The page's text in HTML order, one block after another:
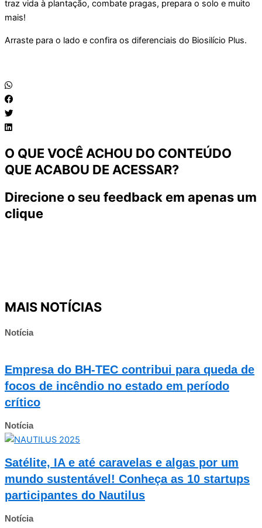
traz vida à plantação, combate pragas, prepara o solo e muito
mais!
Arraste para o lado e confira os diferenciais do Biosilício Plus.
O QUE VOCÊ ACHOU DO CONTEÚDO
QUE ACABOU DE ACESSAR?
Direcione o seu feedback em apenas um
clique
MAIS NOTÍCIAS
Notícia
Empresa do BH-TEC contribui para queda de
focos de incêndio no estado em período
crítico
Notícia
Satélite, IA e até caravelas e algas por um
mundo sustentável! Conheça as 10 startups
participantes do Nautilus
Notícia